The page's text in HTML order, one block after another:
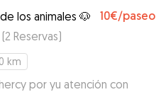
Siempre nos ha tenido
de nuestra
labor con su hogar de
seguro.
los animales 🐶 10€/paseo
(2 Reservas)
km
por yu atención con